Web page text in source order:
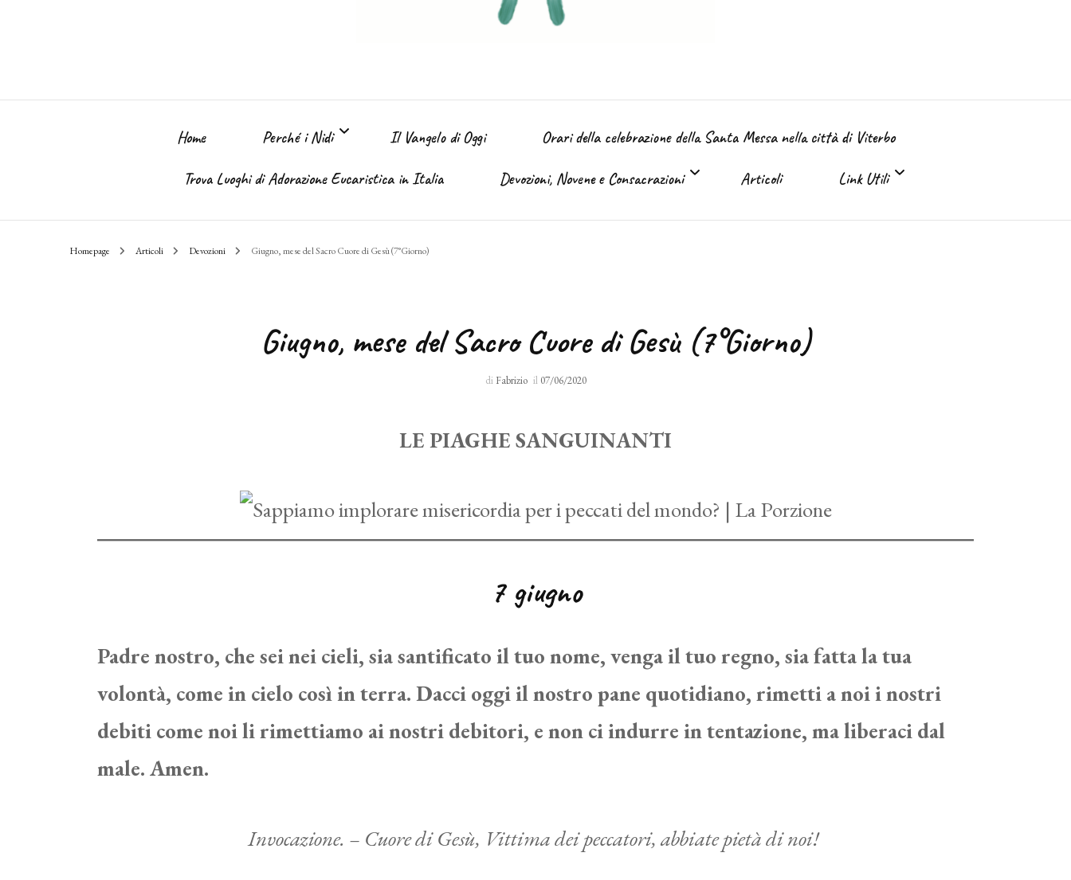
Home Perché i Nidi
Perché i Nidi dell’ Immacolata
Chi Sono
Il Vangelo di Oggi Orari della celebrazione della Santa Messa nella città di Viterbo
Trova Luoghi di Adorazione Eucaristica in Italia Devozioni, Novene e Consacrazioni
Sacro Manto
Novena al Volto Santo
Via Crucis
Testimonianze
Articoli Link Utili
Homepage Articoli Devozioni Giugno, mese del Sacro Cuore di Gesù (7°Giorno)
Giugno, mese del Sacro Cuore di Gesù (7°Giorno)
di Fabrizio il 07/06/2020
LE PIAGHE SANGUINANTI
7 giugno
Padre nostro, che sei nei cieli, sia santificato il tuo nome, venga il tuo regno, sia fatta la tua
volontà, come in cielo così in terra. Dacci oggi il nostro pane quotidiano, rimetti a noi i nostri
debiti come noi li rimettiamo ai nostri debitori, e non ci indurre in tentazione, ma liberaci dal
male. Amen.
Invocazione. – Cuore di Gesù, Vittima dei peccatori, abbiate pietà di noi!